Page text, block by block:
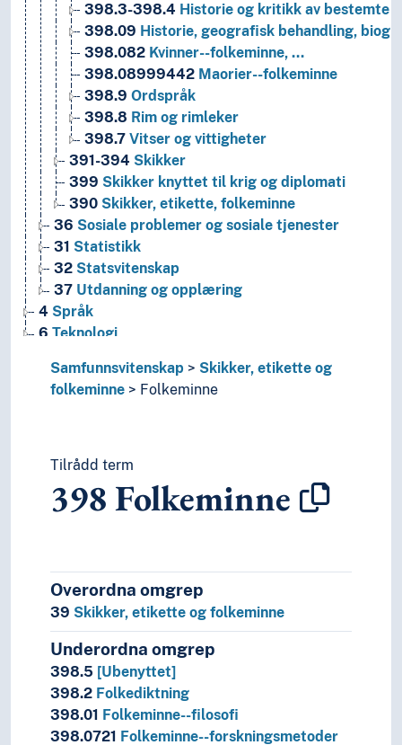
398.3-398.4 Historie og kritikk av bestemte
398.09 Historie, geografisk behandling,
398.082 Kvinner--folkeminne, …
398.08999442 Maorier--folkeminne
398.9 Ordspråk
398.8 Rim og rimleker
398.7 Vitser og vittigheter
391-394 Skikker
399 Skikker knyttet til krig og diplomati
390 Skikker, etikette, folkeminne
36 Sosiale problemer og sosiale tjenester
31 Statistikk
32 Statsvitenskap
37 Utdanning og opplæring
4 Språk
6 Teknologi
Samfunnsvitenskap
Skikker, etikette og
folkeminne
Folkeminne
Tilrådd term
398Folkeminne
Overordna omgrep
39 Skikker, etikette og folkeminne
Underordna omgrep
398.5 [Ubenyttet]
398.2 Folkediktning
398.01 Folkeminne--filosofi
398.0721 Folkeminne--forskningsmetoder